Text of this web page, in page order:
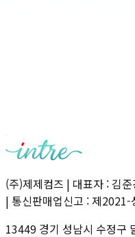
(주)제제컴즈 | 대표자 : 김준
| 통신판매업신고 : 제
13449 경기 성남시 수정구